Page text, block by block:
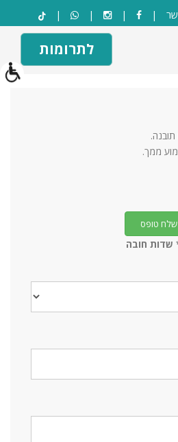
|
|
|
|
לתרומות
ממך.
שדות חובה